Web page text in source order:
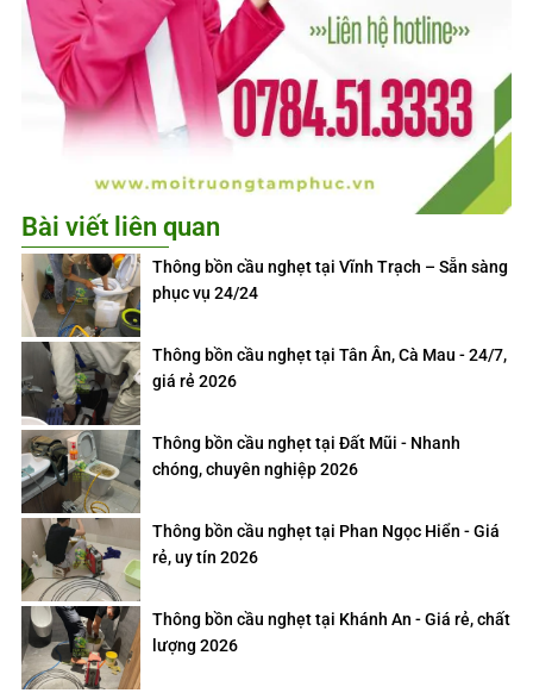
Bài viết liên quan
Thông bồn cầu nghẹt tại Vĩnh Trạch – Sẵn sàng
phục vụ 24/24
Thông bồn cầu nghẹt tại Tân Ân, Cà Mau - 24/7,
giá rẻ 2026
Thông bồn cầu nghẹt tại Đất Mũi - Nhanh
chóng, chuyên nghiệp 2026
Thông bồn cầu nghẹt tại Phan Ngọc Hiển - Giá
rẻ, uy tín 2026
Thông bồn cầu nghẹt tại Khánh An - Giá rẻ, chất
lượng 2026